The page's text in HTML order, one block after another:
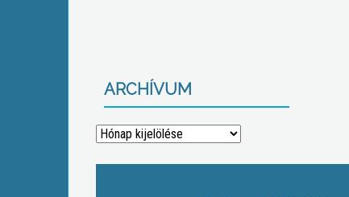
ARCHÍVUM
Archívum